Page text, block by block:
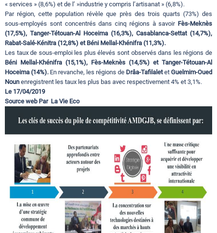
« services » (8,6%) et de l’ »industrie y compris l’artisanat » (6,8%).
Par région, cette population révèle que près des trois quarts (73%) des
sous-employés sont concentrés dans cinq régions à savoir Fès-Meknès
(17,5%), Tanger-Tétouan-Al Hoceima (16,3%), Casablanca-Settat (14,7%),
Rabat-Salé-Kénitra (12,8%) et Béni Mellal-Khénifra (11,3%).
Les taux de sous-emploi les plus élevés sont observés dans les régions de
Béni Mellal-Khénifra (15,1%), Fès-Meknès (14,5%) et Tanger-Tétouan-Al
Hoceima (14%). En revanche, les régions de Drâa-Tafilaletet Guelmim-Oued
Noun enregistrent les taux les plus bas avec respectivement 4% et 3,1%.
Le 17/04/2019
Source web Par La Vie Eco